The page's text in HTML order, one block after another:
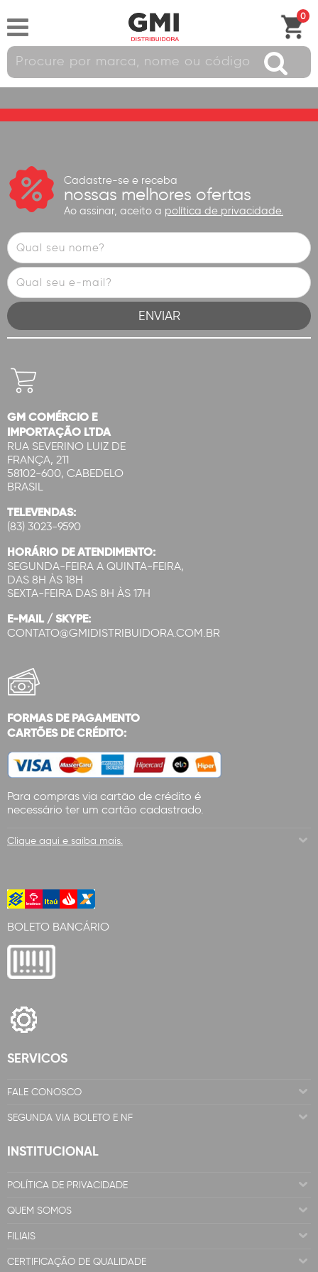
0
Cadastre-se e receba
nossas melhores ofertas
Ao assinar, aceito a política de privacidade.
GM COMÉRCIO E
IMPORTAÇÃO LTDA
RUA SEVERINO LUIZ DE
FRANÇA, 211
58102-600, CABEDELO
BRASIL
TELEVENDAS:
(83) 3023-9590
HORÁRIO DE ATENDIMENTO:
SEGUNDA-FEIRA A QUINTA-FEIRA,
DAS 8H ÀS 18H
SEXTA-FEIRA DAS 8H ÀS 17H
E-MAIL / SKYPE:
CONTATO@GMIDISTRIBUIDORA.COM.BR
FORMAS DE PAGAMENTO
CARTÕES DE CRÉDITO:
Para compras via cartão de crédito é
necessário ter um cartão cadastrado.
Clique aqui e saiba mais.
BOLETO BANCÁRIO
SERVICOS
FALE CONOSCO
SEGUNDA VIA BOLETO E NF
INSTITUCIONAL
POLÍTICA DE PRIVACIDADE
QUEM SOMOS
FILIAIS
CERTIFICAÇÃO DE QUALIDADE